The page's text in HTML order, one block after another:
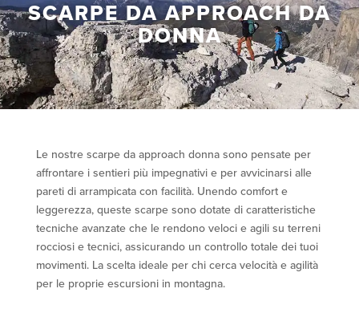
SCARPE DA APPROACH DA
DONNA
Le nostre scarpe da approach donna sono pensate per
affrontare i sentieri più impegnativi e per avvicinarsi alle
pareti di arrampicata con facilità. Unendo comfort e
leggerezza, queste scarpe sono dotate di caratteristiche
tecniche avanzate che le rendono veloci e agili su terreni
rocciosi e tecnici, assicurando un controllo totale dei tuoi
movimenti. La scelta ideale per chi cerca velocità e agilità
per le proprie escursioni in montagna.